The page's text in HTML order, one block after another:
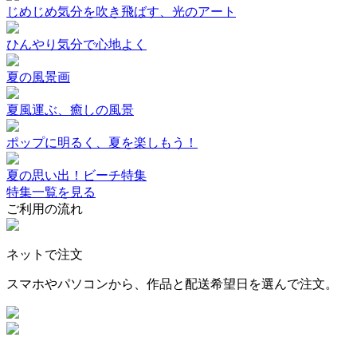
じめじめ気分を吹き飛ばす、光のアート
ひんやり気分で心地よく
夏の風景画
夏風運ぶ、癒しの風景
ポップに明るく、夏を楽しもう！
夏の思い出！ビーチ特集
特集一覧を見る
ご利用の流れ
ネットで注文
スマホやパソコンから、作品と配送希望日を選んで注文。